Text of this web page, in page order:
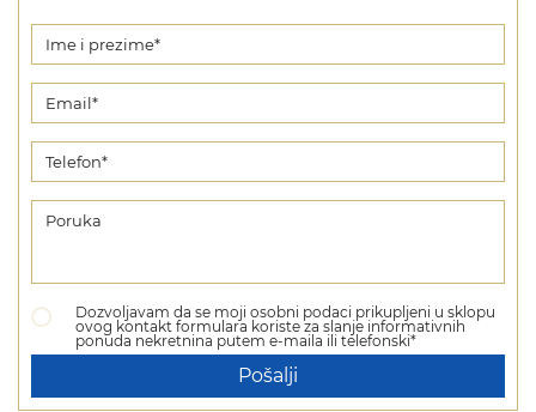
Dozvoljavam da se moji osobni podaci prikupljeni u sklopu
ovog kontakt formulara koriste za slanje informativnih
ponuda nekretnina putem e-maila ili telefonski*
Pošalji